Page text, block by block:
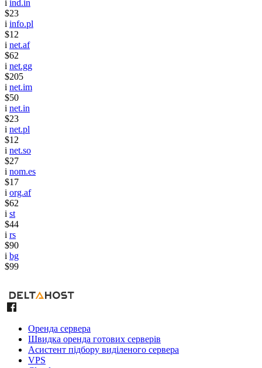
i ind.in
$23
i info.pl
$12
i net.af
$62
i net.gg
$205
i net.im
$50
i net.in
$23
i net.pl
$12
i net.so
$27
i nom.es
$17
i org.af
$62
i st
$44
i rs
$90
i bg
$99
Оренда сервера
Швидка оренда готових серверів
Асистент підбору виділеного сервера
VPS